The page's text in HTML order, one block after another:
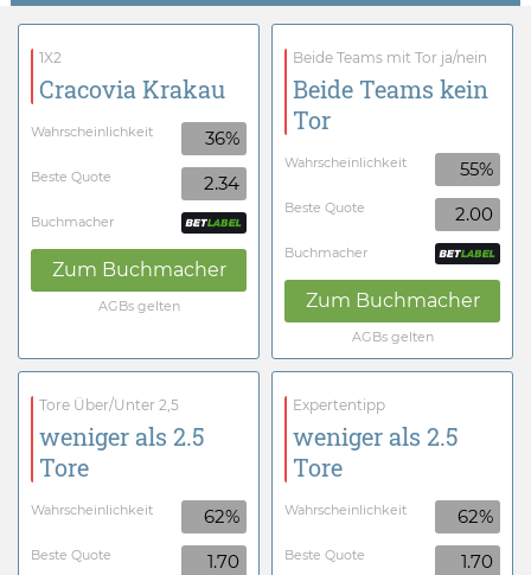
1X2
Cracovia Krakau
Wahrscheinlichkeit 36%
Beste Quote 2.34
Buchmacher
Zum Buchmacher
AGBs gelten
Beide Teams mit Tor ja/nein
Beide Teams kein
Tor
Wahrscheinlichkeit 55%
Beste Quote 2.00
Buchmacher
Zum Buchmacher
AGBs gelten
Tore Über/Unter 2,5
weniger als 2.5
Tore
Wahrscheinlichkeit 62%
Beste Quote 1.70
Expertentipp
weniger als 2.5
Tore
Wahrscheinlichkeit 62%
Beste Quote 1.70